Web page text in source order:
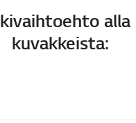
alla
kuvakkeista: